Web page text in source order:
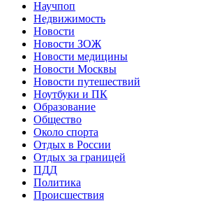
Научпоп
Недвижимость
Новости
Новости ЗОЖ
Новости медицины
Новости Москвы
Новости путешествий
Ноутбуки и ПК
Образование
Общество
Около спорта
Отдых в России
Отдых за границей
ПДД
Политика
Происшествия